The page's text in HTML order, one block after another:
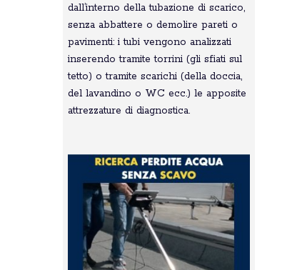
dall’interno della tubazione di scarico,
senza abbattere o demolire pareti o
pavimenti: i tubi vengono analizzati
inserendo tramite torrini (gli sfiati sul
tetto) o tramite scarichi (della doccia,
del lavandino o WC ecc.) le apposite
attrezzature di diagnostica.